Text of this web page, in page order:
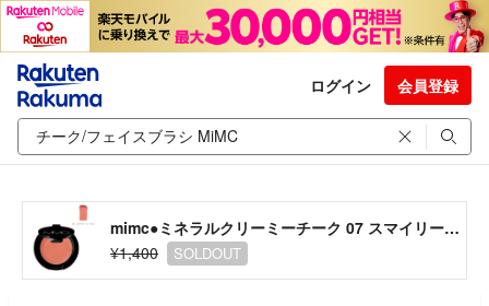
ログイン 会員登録
mimc●ミネラルクリーミーチーク 07 スマイリーコーラル
¥1,400
SOLDOUT